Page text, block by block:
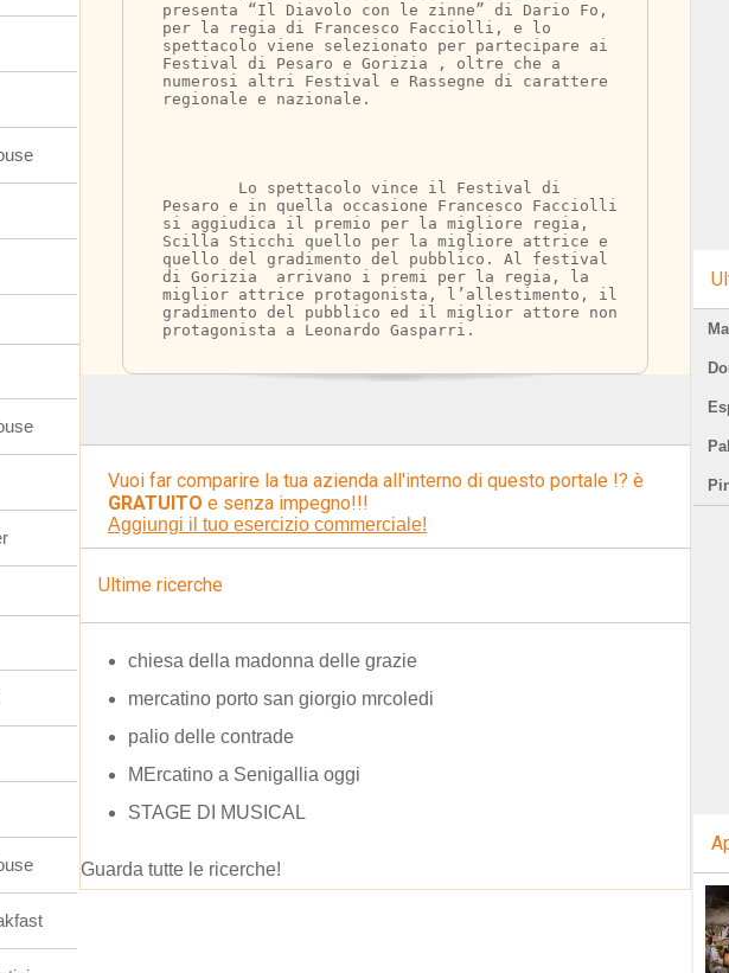
presenta “Il Diavolo con le zinne” di Dario Fo,
per la regia di Francesco Facciolli, e lo
spettacolo viene selezionato per partecipare ai
Festival di Pesaro e Gorizia , oltre che a
numerosi altri Festival e Rassegne di carattere
regionale e nazionale.
Pesaro e in quella occasione Francesco Facciolli
si aggiudica il premio per la migliore regia,
Scilla Sticchi quello per la migliore attrice e
quello del gradimento del pubblico. Al festival
di Gorizia  arrivano i premi per la regia, la
miglior attrice protagonista, l’allestimento, il
gradimento del pubblico ed il miglior attore non
protagonista a Leonardo Gasparri.
Vuoi far comparire la tua azienda all'interno di questo portale !? è
GRATUITO e senza impegno!!!
Aggiungi il tuo esercizio commerciale!
Ultime ricerche
chiesa della madonna delle grazie
mercatino porto san giorgio mrcoledi
palio delle contrade
MErcatino a Senigallia oggi
STAGE DI MUSICAL
Guarda tutte le ricerche!